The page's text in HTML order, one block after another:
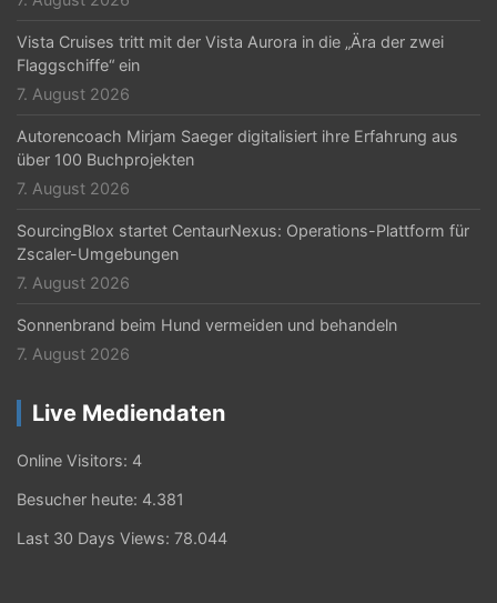
i
o
Vista Cruises tritt mit der Vista Aurora in die „Ära der zwei
Flaggschiffe“ ein
7. August 2026
Autorencoach Mirjam Saeger digitalisiert ihre Erfahrung aus
über 100 Buchprojekten
7. August 2026
SourcingBlox startet CentaurNexus: Operations-Plattform für
Zscaler-Umgebungen
7. August 2026
Sonnenbrand beim Hund vermeiden und behandeln
7. August 2026
Live Mediendaten
Online Visitors: 4
Besucher heute: 4.381
Last 30 Days Views: 78.044